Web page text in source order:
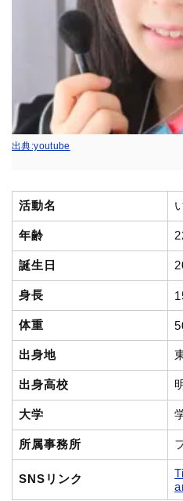
出典:youtube
活動名
年齢
誕生日
身長
体重
出身地
出身高校
大学
所属事務所
SNSリンク